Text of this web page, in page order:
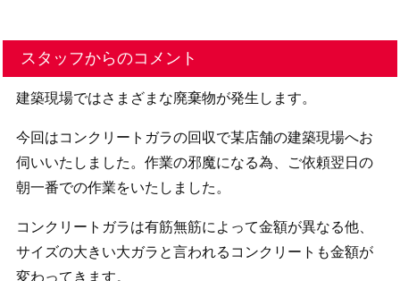
スタッフからのコメント
建築現場ではさまざまな廃棄物が発生します。
今回はコンクリートガラの回収で某店舗の建築現場へお
伺いいたしました。作業の邪魔になる為、ご依頼翌日の
朝一番での作業をいたしました。
コンクリートガラは有筋無筋によって金額が異なる他、
サイズの大きい大ガラと言われるコンクリートも金額が
変わってきます。